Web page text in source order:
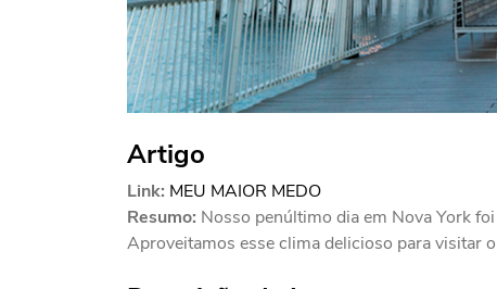
Artigo
Link: MEU MAIOR MEDO
Resumo: Nosso penúltimo dia em Nova York
Aproveitamos esse clima delicioso para visitar